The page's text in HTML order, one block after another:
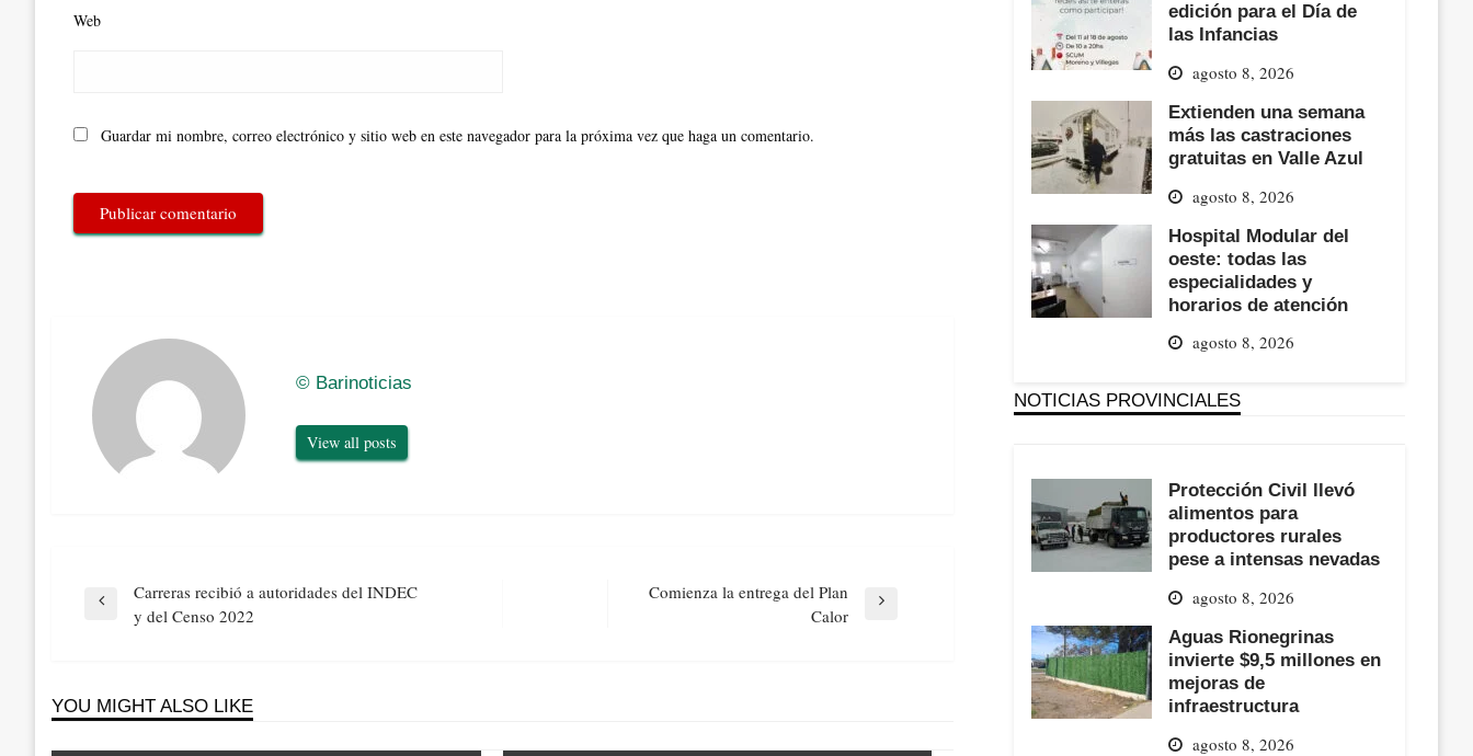
Web
Guardar mi nombre, correo electrónico y sitio web en este navegador para la próxima vez que haga un comentario.
© Barinoticias
View all posts
Navegación
Previous
Carreras recibió a autoridades del INDEC
y del Censo 2022
Comienza la entrega del Plan
Calor
YOU MIGHT ALSO LIKE
edición para el Día de
las Infancias
agosto 8, 2026
Extienden una semana
más las castraciones
gratuitas en Valle Azul
agosto 8, 2026
Hospital Modular del
oeste: todas las
especialidades y
horarios de atención
agosto 8, 2026
NOTICIAS PROVINCIALES
Protección Civil llevó
alimentos para
productores rurales
pese a intensas nevadas
agosto 8, 2026
Aguas Rionegrinas
invierte $9,5 millones en
mejoras de
infraestructura
agosto 8, 2026